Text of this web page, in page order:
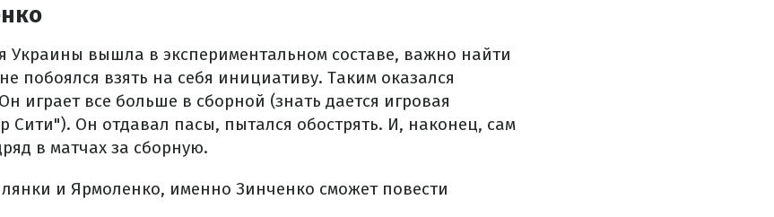
Украины вышла в экспериментальном составе, важно найти
побоялся взять на себя инициативу. Таким оказался
играет все больше в сборной (знать дается игровая
Сити"). Он отдавал пасы, пытался обострять. И, наконец, сам
в матчах за сборную.
и Ярмоленко, именно Зинченко сможет повести